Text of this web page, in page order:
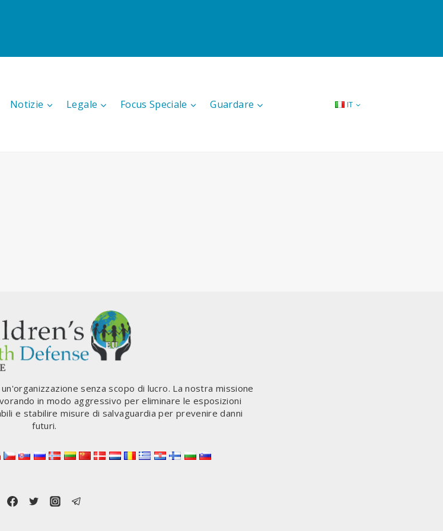
Notizie Legale Focus Speciale Guardare IT
senza scopo di lucro. La nostra missione
in modo aggressivo per eliminare le esposizioni
e stabilire misure di salvaguardia per prevenire danni
futuri.